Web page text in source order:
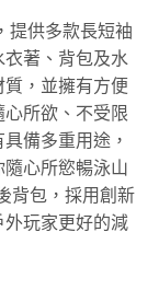
提供多款長短袖
衣著、背包及水
，並擁有方便
所欲、不受限
備多重用途，
心所慾暢泳山
背包 ，採用創新
玩家更好的減